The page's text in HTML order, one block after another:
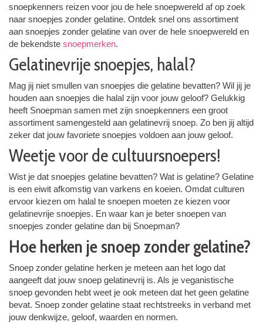
snoepkenners reizen voor jou de hele snoepwereld af op zoek
naar snoepjes zonder gelatine. Ontdek snel ons assortiment
aan snoepjes zonder gelatine van over de hele snoepwereld en
de bekendste snoepmerken.
Gelatinevrije snoepjes, halal?
Mag jij niet smullen van snoepjes die gelatine bevatten? Wil jij je
houden aan snoepjes die halal zijn voor jouw geloof? Gelukkig
heeft Snoepman samen met zijn snoepkenners een groot
assortiment samengesteld aan gelatinevrij snoep. Zo ben jij altijd
zeker dat jouw favoriete snoepjes voldoen aan jouw geloof.
Weetje voor de cultuursnoepers!
Wist je dat snoepjes gelatine bevatten? Wat is gelatine? Gelatine
is een eiwit afkomstig van varkens en koeien. Omdat culturen
ervoor kiezen om halal te snoepen moeten ze kiezen voor
gelatinevrije snoepjes. En waar kan je beter snoepen van
snoepjes zonder gelatine dan bij Snoepman?
Hoe herken je snoep zonder gelatine?
Snoep zonder gelatine herken je meteen aan het logo dat
aangeeft dat jouw snoep gelatinevrij is. Als je veganistische
snoep gevonden hebt weet je ook meteen dat het geen gelatine
bevat. Snoep zonder gelatine staat rechtstreeks in verband met
jouw denkwijze, geloof, waarden en normen.